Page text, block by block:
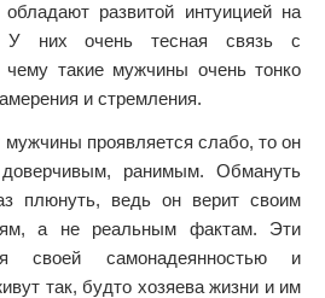
развитой интуицией на
У них очень тесная связь с
чему такие мужчины очень тонко
и стремления.
проявляется слабо, то он
ранимым. Обмануть
плюнуть, ведь он верит своим
а не реальным фактам. Эти
своей самонадеянностью и
так, будто хозяева жизни и им